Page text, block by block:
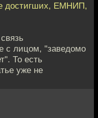
достигших, ЕМНИП,
с лицом, "заведомо
То есть
уже не